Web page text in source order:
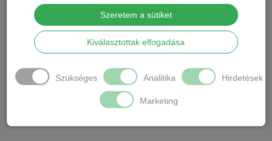
A szett 3 részből áll.
Egy bőrhatású csipke felső részt,fix
vékony pántos tangát és egy necc
combfixet tartalmaz a csomag.
Szeretem a sütiket
Kiválasztottak elfogadása
Szükséges Analitika Hirdetések
Marketing